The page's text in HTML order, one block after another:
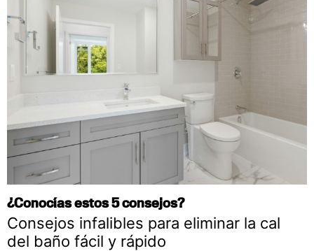
¿Conocías estos 5 consejos?
Consejos infalibles para eliminar la cal
del baño fácil y rápido